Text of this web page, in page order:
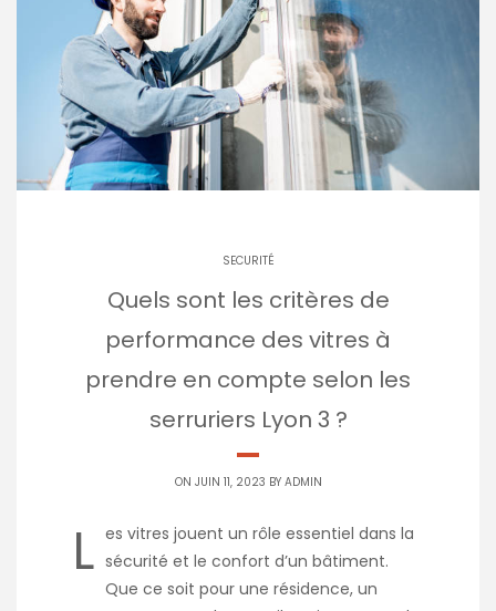
SECURITÉ
Quels sont les critères de
performance des vitres à
prendre en compte selon les
serruriers Lyon 3 ?
ON JUIN 11, 2023 BY ADMIN
L es vitres jouent un rôle essentiel dans la
sécurité et le confort d’un bâtiment.
Que ce soit pour une résidence, un